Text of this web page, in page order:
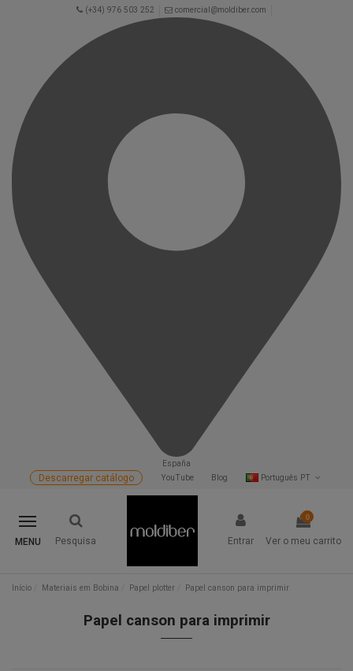
(+34) 976 503 252 comercial@moldiber.com
España
Português PT
Blog
YouTube
Descarregar catálogo
MENU Pesquisa Entrar
0
Ver o meu carrito
Início Materiais em Bobina Papel plotter Papel canson para imprimir
Papel canson para imprimir